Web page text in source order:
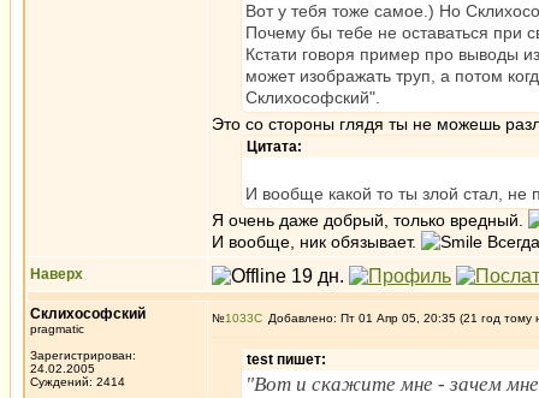
Вот у тебя тоже самое.) Но
Почему бы тебе не оставаться при
Кстати говоря пример про выводы
может изображать труп, а потом
Склихософский".
Это со стороны глядя ты не можешь
Цитата:
И вообще какой то ты злой стал, не
Я очень даже добрый, только вредный.
И вообще, ник обязывает.
Наверх
Склихософский
pragmatic
Зарегистрирован:
24.02.2005
Суждений: 2414
№1033 Добавлено: Пт 01 Апр 05, 20:35 (21 год тому
test пишет:
"Вот и скажите мне - зачем